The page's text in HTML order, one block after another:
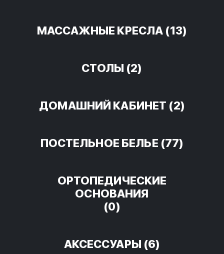
МАССАЖНЫЕ КРЕСЛА (13)
СТОЛЫ (2)
ДОМАШНИЙ КАБИНЕТ (2)
ПОСТЕЛЬНОЕ БЕЛЬЕ (77)
ОРТОПЕДИЧЕСКИЕ
ОСНОВАНИЯ
(0)
АКСЕССУАРЫ (6)